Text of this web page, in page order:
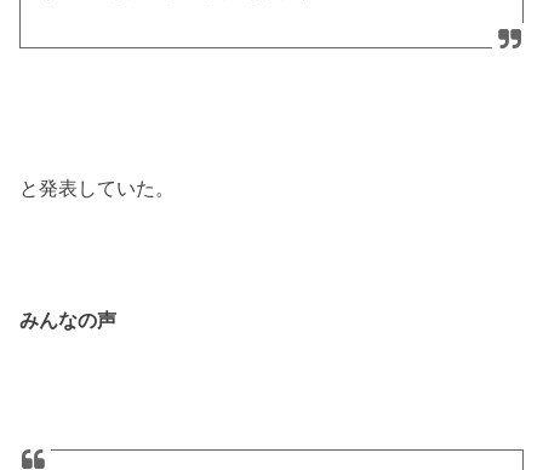
と発表していた。
みんなの声